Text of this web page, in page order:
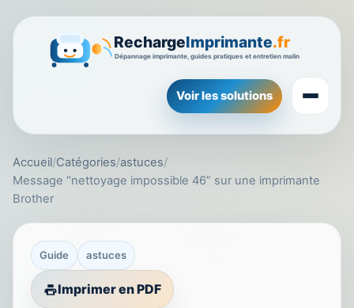
Voir les solutions
Accueil/Catégories/astuces/
Message “nettoyage impossible 46” sur une imprimante
Brother
Guide astuces
Imprimer en PDF